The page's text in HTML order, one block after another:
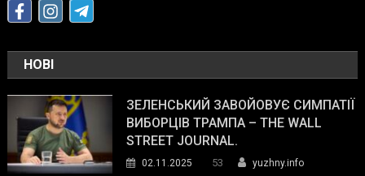
НОВІ
ЗЕЛЕНСЬКИЙ ЗАВОЙОВУЄ СИМПАТІЇ
ВИБОРЦІВ ТРАМПА – THE WALL
STREET JOURNAL.
02.11.2025 53
yuzhny.info